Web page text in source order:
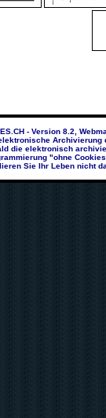
- Version 8.2,
Archivierung
die elektronisch
"ohne
Sie Ihr Leben nicht